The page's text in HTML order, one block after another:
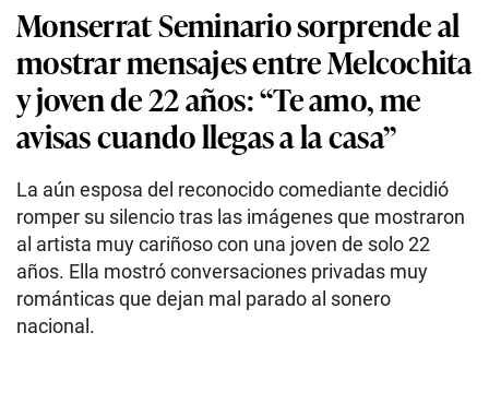
Monserrat Seminario sorprende al
mostrar mensajes entre Melcochita
y joven de 22 años: “Te amo, me
avisas cuando llegas a la casa”
La aún esposa del reconocido comediante decidió
romper su silencio tras las imágenes que mostraron
al artista muy cariñoso con una joven de solo 22
años. Ella mostró conversaciones privadas muy
románticas que dejan mal parado al sonero
nacional.